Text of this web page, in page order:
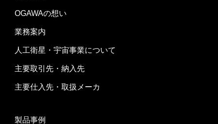
OGAWAの想い
業務案内
人工衛星・宇宙事業について
主要取引先・納入先
主要仕入先・取扱メーカ
製品事例